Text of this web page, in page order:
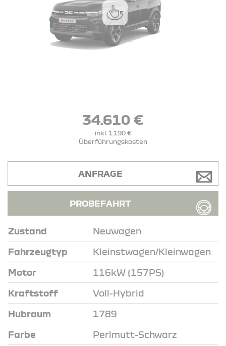
34.610 €
inkl. 1.190 €
Überführungskosten
Zustand Neuwagen
Fahrzeugtyp Kleinstwagen/Kleinwagen
Motor 116kW (157PS)
Kraftstoff Voll-Hybrid
Hubraum 1789
Farbe Perlmutt-Schwarz
ANFRAGE
PROBEFAHRT